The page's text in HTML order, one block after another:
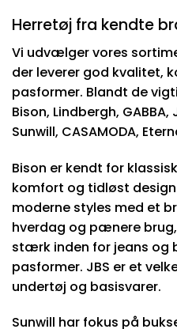
Herretøj fra kendte
Vi udvælger vores
der leverer god kvalitet,
pasformer. Blandt de
Bison, Lindbergh,
Sunwill, CASAMODA,
Bison er kendt for
komfort og tidløst
moderne styles med et
hverdag og pænere
stærk inden for jeans og
pasformer. JBS er et
undertøj og basisvarer.
Sunwill har fokus på